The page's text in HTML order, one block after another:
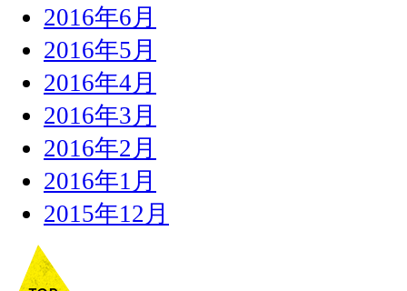
2016年6月
2016年5月
2016年4月
2016年3月
2016年2月
2016年1月
2015年12月